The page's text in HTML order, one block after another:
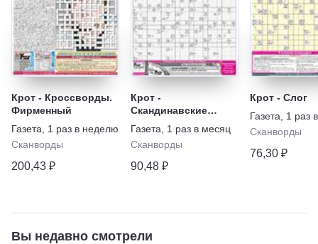
Крот - Кроссворды.
Фирменный
Газета
1 раз в неделю
Сканворды
200,43 ₽
Крот -
Скандинавские
кроссворды.
Спецвыпуск
Газета
1 раз в месяц
Сканворды
90,48 ₽
Крот - Слог
Газета
1 раз
Сканворды
76,30 ₽
Вы недавно смотрели